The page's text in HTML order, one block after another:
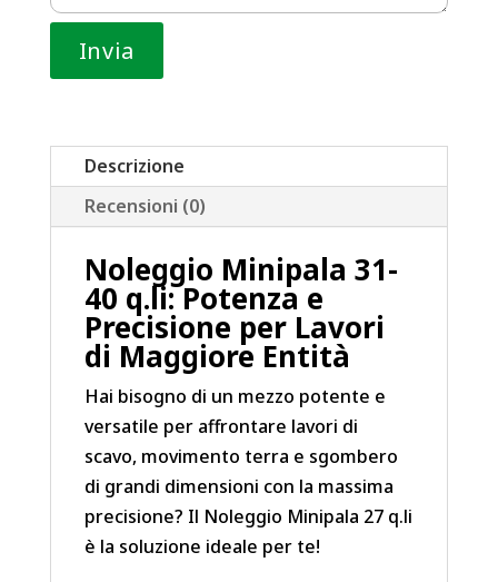
Descrizione
Recensioni (0)
Noleggio Minipala 31-
40 q.li: Potenza e
Precisione per Lavori
di Maggiore Entità
Hai bisogno di un mezzo potente e
versatile per affrontare lavori di
scavo, movimento terra e sgombero
di grandi dimensioni con la massima
precisione? Il Noleggio Minipala 27 q.li
è la soluzione ideale per te!